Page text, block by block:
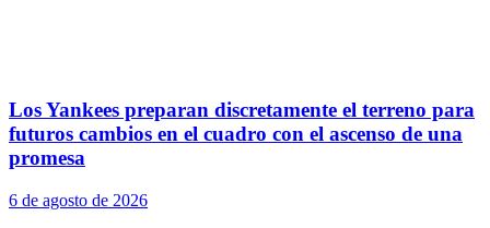
Los Yankees preparan discretamente el terreno para
futuros cambios en el cuadro con el ascenso de una
promesa
6 de agosto de 2026